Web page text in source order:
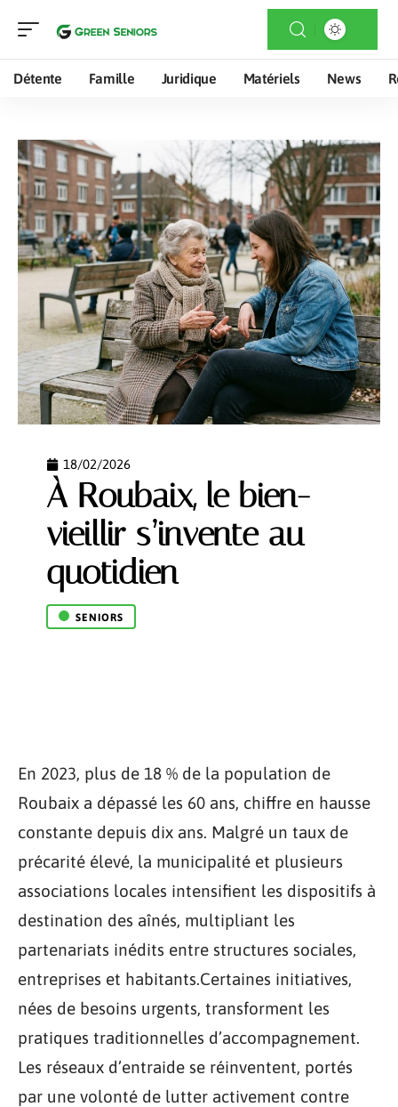
Détente Famille Juridique Matériels News
18/02/2026
À Roubaix, le bien-
vieillir s’invente au
quotidien
SENIORS
En 2023, plus de 18 % de la population de
Roubaix a dépassé les 60 ans, chiffre en hausse
constante depuis dix ans. Malgré un taux de
précarité élevé, la municipalité et plusieurs
associations locales intensifient les dispositifs à
destination des aînés, multipliant les
partenariats inédits entre structures sociales,
entreprises et habitants.Certaines initiatives,
nées de besoins urgents, transforment les
pratiques traditionnelles d’accompagnement.
Les réseaux d’entraide se réinventent, portés
par une volonté de lutter activement contre